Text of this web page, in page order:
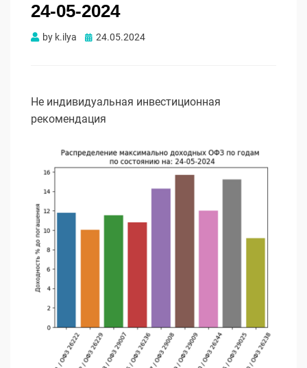
24-05-2024
by k.ilya Опубликовано
24.05.2024
Не индивидуальная инвестиционная
рекомендация